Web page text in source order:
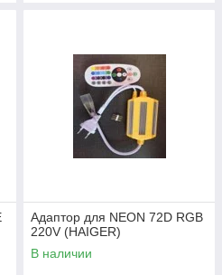
Адаптор для NEON 72D RGB
220V (HAIGER)
В наличии